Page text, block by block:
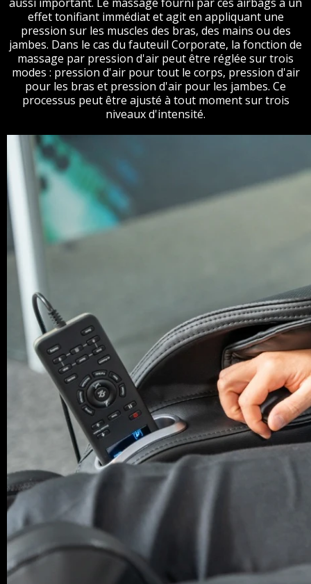
effet tonifiant immédiat et agit en appliquant une
pression sur les muscles des bras, des mains ou des
jambes. Dans le cas du fauteuil Corporate, la fonction de
massage par pression d'air peut être réglée sur trois
modes : pression d'air pour tout le corps, pression d'air
pour les bras et pression d'air pour les jambes. Ce
processus peut être ajusté à tout moment sur trois
niveaux d'intensité.